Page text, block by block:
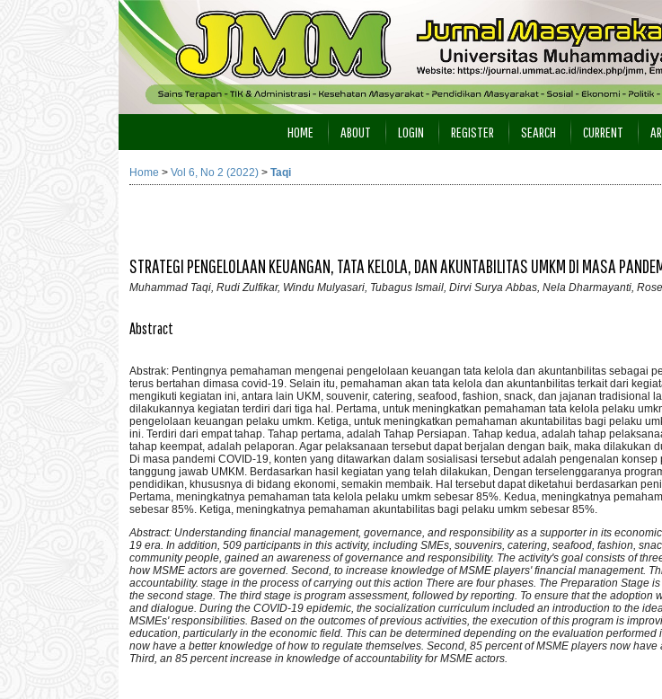
HOME ABOUT LOGIN REGISTER SEARCH CURRENT
Home > Vol 6, No 2 (2022) > Taqi
STRATEGI PENGELOLAAN KEUANGAN, TATA KELOLA, DAN AKUNTABILITAS UMKM DI MASA
Muhammad Taqi, Rudi Zulfikar, Windu Mulyasari, Tubagus Ismail, Dirvi Surya Abbas, Nela Dharmayanti,
Abstract
Abstrak: Pentingnya pemahaman mengenai pengelolaan keuangan tata kelola dan akuntanbilitas sebagai
terus bertahan dimasa covid-19. Selain itu, pemahaman akan tata kelola dan akuntanbilitas terkait dari
mengikuti kegiatan ini, antara lain UKM, souvenir, catering, seafood, fashion, snack, dan jajanan tradisional
dilakukannya kegiatan terdiri dari tiga hal. Pertama, untuk meningkatkan pemahaman tata kelola pelaku
pengelolaan keuangan pelaku umkm. Ketiga, untuk meningkatkan pemahaman akuntabilitas bagi pelaku
ini. Terdiri dari empat tahap. Tahap pertama, adalah Tahap Persiapan. Tahap kedua, adalah tahap
tahap keempat, adalah pelaporan. Agar pelaksanaan tersebut dapat berjalan dengan baik, maka dilakukan
Di masa pandemi COVID-19, konten yang ditawarkan dalam sosialisasi tersebut adalah pengenalan
tanggung jawab UMKM. Berdasarkan hasil kegiatan yang telah dilakukan, Dengan terselenggaranya
pendidikan, khususnya di bidang ekonomi, semakin membaik. Hal tersebut dapat diketahui berdasarkan
Pertama, meningkatnya pemahaman tata kelola pelaku umkm sebesar 85%. Kedua, meningkatnya
sebesar 85%. Ketiga, meningkatnya pemahaman akuntabilitas bagi pelaku umkm sebesar 85%.
Abstract: Understanding financial management, governance, and responsibility as a supporter in its
19 era. In addition, 509 participants in this activity, including SMEs, souvenirs, catering, seafood, fashion,
community people, gained an awareness of governance and responsibility. The activity's goal consists of
how MSME actors are governed. Second, to increase knowledge of MSME players' financial management.
accountability. stage in the process of carrying out this action There are four phases. The Preparation Stage
the second stage. The third stage is program assessment, followed by reporting. To ensure that the adoption
and dialogue. During the COVID-19 epidemic, the socialization curriculum included an introduction to the
MSMEs' responsibilities. Based on the outcomes of previous activities, the execution of this program is
education, particularly in the economic field. This can be determined depending on the evaluation performed
now have a better knowledge of how to regulate themselves. Second, 85 percent of MSME players now
Third, an 85 percent increase in knowledge of accountability for MSME actors.